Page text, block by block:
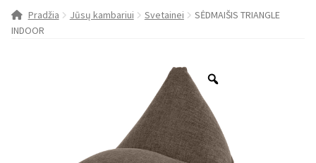
Pradžia Jūsų kambariui Svetainei
SĖDMAIŠIS TRIANGLE
INDOOR